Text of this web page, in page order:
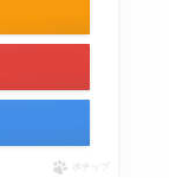
ポチップ